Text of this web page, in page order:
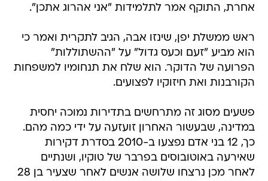
אחרת, התוקף אמר לתלמידות "אני אהרוג אתכן".
ראש ממשלת יפן, שינזו אבה, הגיב לתקרית ואמר כי
הוא מביע "זעם וכעס גדול" על "ההשתוללות"
הפרועה של הדוקר. הוא שלח את תנחומיו למשפחות
הקורבנות ואת חיזוקיו לפצועים.
פשעים מסוג זה מתרחשים בתדירות נמוכה יחסית
במדינה, שבעשור האחרון זועזעה על ידי כמה מהם.
כך, 12 בני אדם נפצעו ב-2010 בסדרת דקירות
שאירעה באוטובוסים בפרבר של טוקיו, ושנתיים
לאחר מכן נרצחו שלושה אנשים לאחר שצעיר בן 28